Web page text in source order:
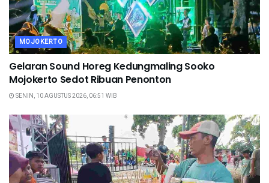
MOJOKERTO
Gelaran Sound Horeg Kedungmaling Sooko
Mojokerto Sedot Ribuan Penonton
SENIN, 10 AGUSTUS 2026, 06:51 WIB